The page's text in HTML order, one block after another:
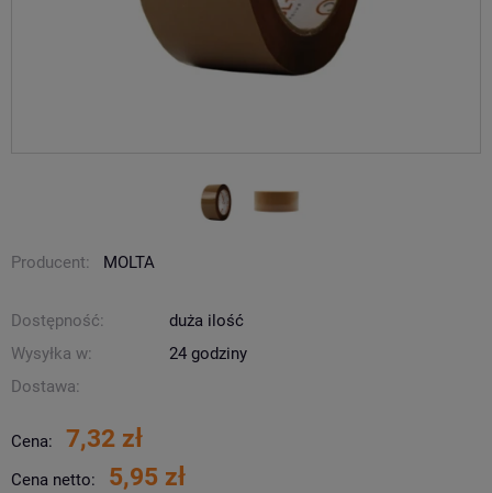
Producent: MOLTA
Dostępność:
duża ilość
Wysyłka w:
24 godziny
Dostawa:
Cena: 7,32 zł
Cena netto: 5,95 zł